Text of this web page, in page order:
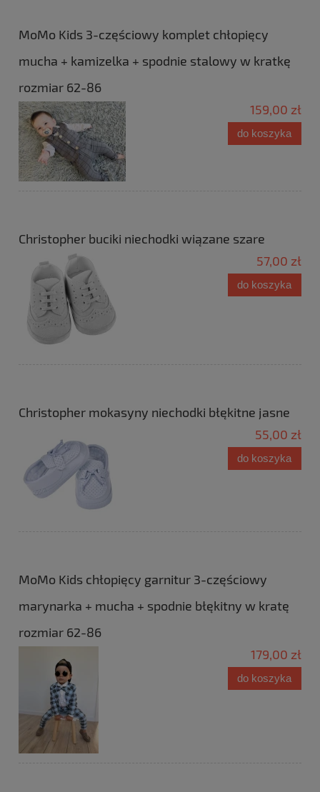
MoMo Kids 3-częściowy komplet chłopięcy
mucha + kamizelka + spodnie stalowy w kratkę
rozmiar 62-86
159,00 zł
do koszyka
Christopher buciki niechodki wiązane szare
57,00 zł
do koszyka
Christopher mokasyny niechodki błękitne jasne
55,00 zł
do koszyka
MoMo Kids chłopięcy garnitur 3-częściowy
marynarka + mucha + spodnie błękitny w kratę
rozmiar 62-86
179,00 zł
do koszyka